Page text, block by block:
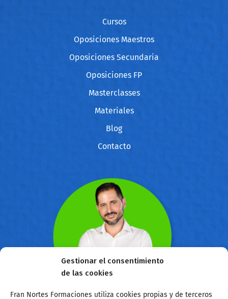
Gestionar el consentimiento
de las cookies
Fran Nortes Formaciones utiliza cookies propias y de terceros
Cursos
Oposiciones Maestros
Oposiciones Secundaria
Oposiciones FP
Masterclasses
Materiales
Blog
Contacto